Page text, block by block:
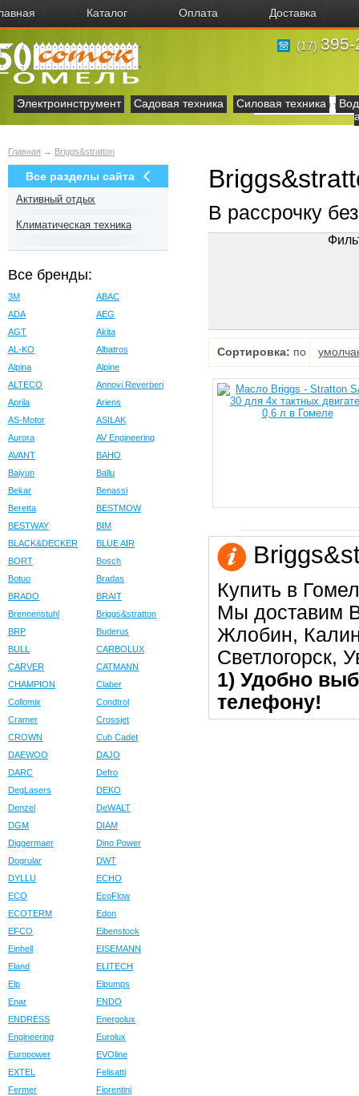
Каталог Оплата Доставка
(17) 395-
Электроинструмент Садовая техника Силовая техника
Главная → Briggs&stratton
Все разделы сайта
Активный отдых
Климатическая техника
Все бренды:
3M
ABAC
ADA
AEG
AGT
Akita
AL-KO
Albatros
Alpina
Alpine
ALTECO
Annovi Reverberi
Aprila
Ariens
AS-Motor
ASILAK
Aurora
AV Engineering
AVANT
BAHO
Baiyun
Ballu
Bekar
Benassi
Beretta
BESTMOW
BESTWAY
BIM
BLACK&DECKER
BLUE AIR
BORT
Bosch
Botuo
Bradas
BRADO
BRAIT
Brennenstuhl
Briggs&stratton
BRP
Buderus
BULL
CARBOLUX
CARVER
CATMANN
CHAMPION
Claber
Collomix
Condtrol
Cramer
Crossjet
CROWN
Cub Cadet
DAEWOO
DAJO
DARC
Defro
DegLasers
DEKO
Denzel
DeWALT
DGM
DIAM
Diggermaer
Dino Power
Dogrular
DWT
DYLLU
ECHO
ECO
EcoFlow
ECOTERM
Edon
EFCO
Eibenstock
Einhell
EISEMANN
Eland
ELITECH
Elp
Elpumps
Enar
ENDO
ENDRESS
Energolux
Engineering
Eurolux
Europower
EVOline
EXTEL
Felisatti
Fermer
Fiorentini
В рассрочку
Сортировка: по
Купить в
Мы доставим
Жлобин,
Светлогорск,
1) Удобно
телефону!